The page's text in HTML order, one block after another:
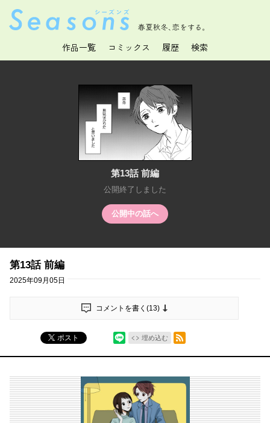
春夏秋冬、恋をする。
作品一覧 コミックス 履歴 検索
第13話 前編
公開終了しました
公開中の話へ
第13話 前編
2025年09月05日
コメントを書く(13)
ポスト 埋め込む
RSSフィード